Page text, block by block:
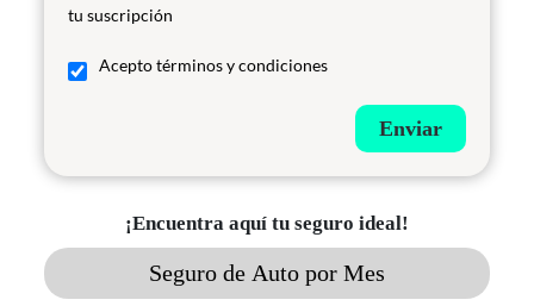
tu suscripción
Acepto términos y condiciones
Enviar
¡Encuentra aquí tu seguro ideal!
Seguro de Auto por Mes